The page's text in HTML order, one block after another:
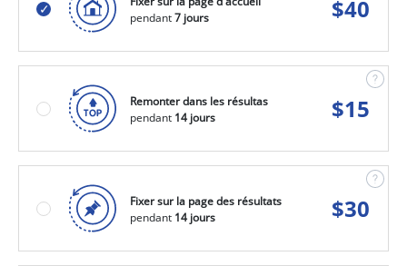
pendant7 jours $40
Remonter dans les résultas
pendant 14 jours $15
Fixer sur la page des résultats
pendant 14 jours $30